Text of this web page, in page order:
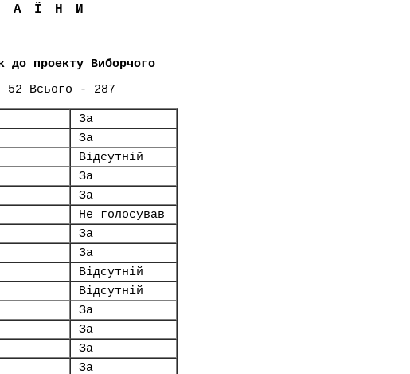
до проекту Виборчого
52 Всього - 287
За
За
Відсутній
За
За
Не голосував
За
За
Відсутній
Відсутній
За
За
За
За